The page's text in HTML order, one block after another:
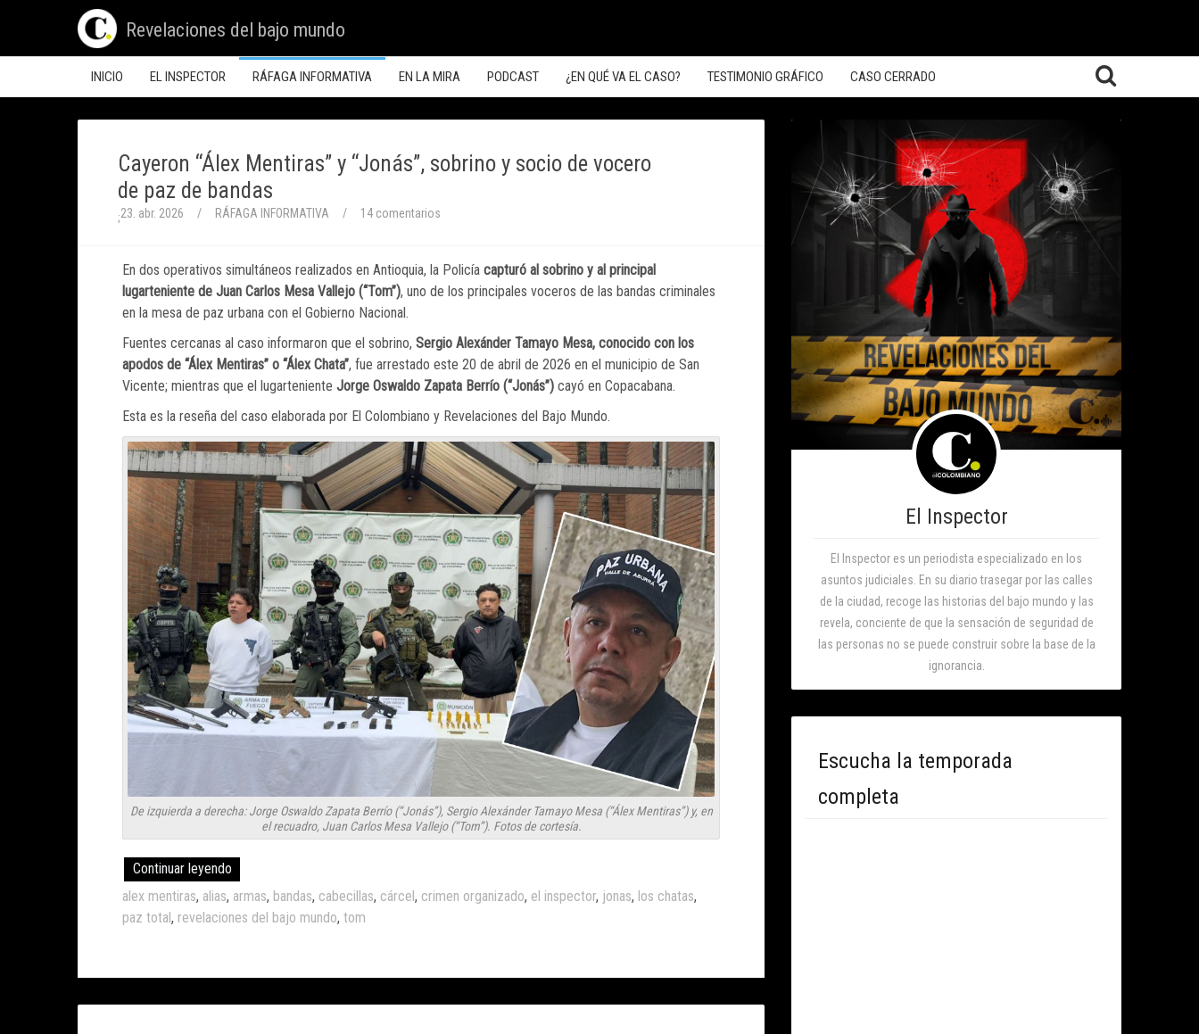
Revelaciones del bajo mundo
INICIO EL INSPECTOR RÁFAGA INFORMATIVA EN LA MIRA PODCAST ¿EN QUÉ VA EL CASO? TESTIMONIO GRÁFICO CASO CERRADO
Cayeron “Álex Mentiras” y “Jonás”, sobrino y socio de vocero
de paz de bandas
;23. abr. 2026 / RÁFAGA INFORMATIVA / 14 comentarios
En dos operativos simultáneos realizados en Antioquia, la Policía capturó al sobrino y al principal
lugarteniente de Juan Carlos Mesa Vallejo (“Tom”), uno de los principales voceros de las bandas criminales
en la mesa de paz urbana con el Gobierno Nacional.
Fuentes cercanas al caso informaron que el sobrino, Sergio Alexánder Tamayo Mesa, conocido con los
apodos de “Álex Mentiras” o “Álex Chata”, fue arrestado este 20 de abril de 2026 en el municipio de San
Vicente; mientras que el lugarteniente Jorge Oswaldo Zapata Berrío (“Jonás”) cayó en Copacabana.
Esta es la reseña del caso elaborada por El Colombiano y Revelaciones del Bajo Mundo.
De izquierda a derecha: Jorge Oswaldo Zapata Berrío (“Jonás”), Sergio Alexánder Tamayo Mesa (“Álex Mentiras”) y, en
el recuadro, Juan Carlos Mesa Vallejo (“Tom”). Fotos de cortesía.
Continuar leyendo
alex mentiras, alias, armas, bandas, cabecillas, cárcel, crimen organizado, el inspector, jonas, los chatas,
paz total, revelaciones del bajo mundo, tom
El Inspector
El Inspector es un periodista especializado en los
asuntos judiciales. En su diario trasegar por las calles
de la ciudad, recoge las historias del bajo mundo y las
revela, conciente de que la sensación de seguridad de
las personas no se puede construir sobre la base de la
ignorancia.
Escucha la temporada
completa